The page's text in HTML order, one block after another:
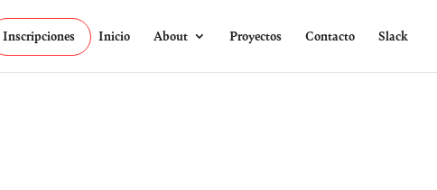
Inscripciones Inicio About Proyectos Contacto Slack